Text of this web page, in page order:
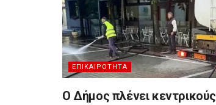
ΕΠΙΚΑΙΡΌΤΗΤΑ
Ο Δήμος πλένει κεντρικούς